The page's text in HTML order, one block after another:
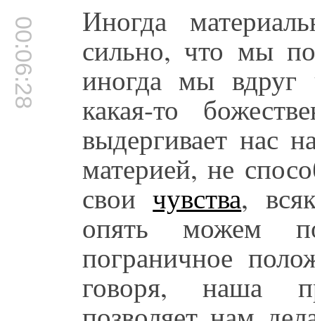
00:06:28 Иногда
сильно, что мы
иногда мы вдруг
какая-то
выдергивает нас
материей, не
своичувства,
опять можем
пограничное
говоря, наша